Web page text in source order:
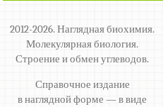
2012-2026. Наглядная биохимия.
Молекулярная биология.
Строение и обмен углеводов.
Справочное издание
в наглядной форме — в виде